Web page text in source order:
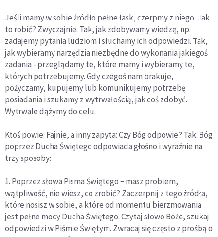
Jeśli mamy w sobie źródło pełne łask, czerpmy z niego. Jak
to robić? Zwyczajnie. Tak, jak zdobywamy wiedzę, np.
zadajemy pytania ludziom i słuchamy ich odpowiedzi. Tak,
jak wybieramy narzędzia niezbędne do wykonania jakiegoś
zadania - przeglądamy te, które mamy i wybieramy te,
których potrzebujemy. Gdy czegoś nam brakuje,
pożyczamy, kupujemy lub komunikujemy potrzebę
posiadania i szukamy z wytrwałością, jak coś zdobyć.
Wytrwale dążymy do celu.
Ktoś powie: Fajnie, a inny zapyta: Czy Bóg odpowie? Tak. Bóg
poprzez Ducha Świętego odpowiada głośno i wyraźnie na
trzy sposoby:
1. Poprzez słowa Pisma Świętego − masz problem,
wątpliwość, nie wiesz, co zrobić? Zaczerpnij z tego źródła,
które nosisz w sobie, a które od momentu bierzmowania
jest pełne mocy Ducha Świętego. Czytaj słowo Boże, szukaj
odpowiedzi w Piśmie Świętym. Zwracaj się często z prośbą o